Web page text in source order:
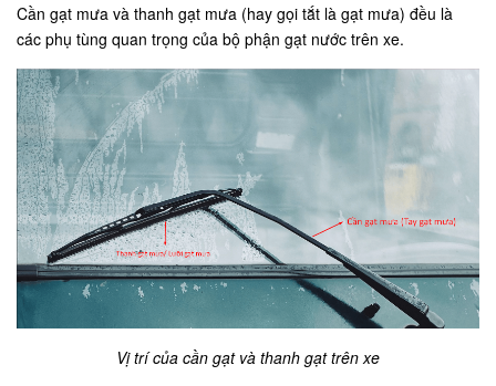
Cần gạt mưa và thanh gạt mưa (hay gọi tắt là gạt mưa) đều là
các phụ tùng quan trọng của bộ phận gạt nước trên xe.
Vị trí của cần gạt và thanh gạt trên xe